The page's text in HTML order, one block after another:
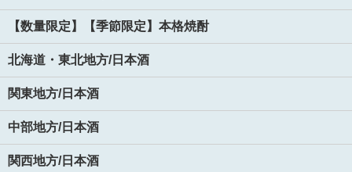
【数量限定】【季節限定】本格焼酎
北海道・東北地方/日本酒
関東地方/日本酒
中部地方/日本酒
関西地方/日本酒